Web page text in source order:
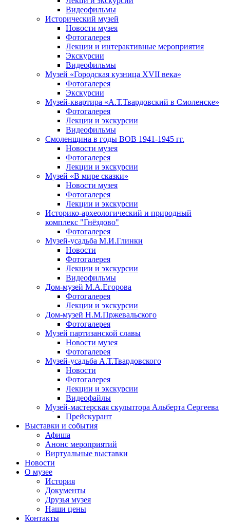
Видеофильмы
Исторический музей
Новости музея
Фотогалерея
Лекции и интерактивные мероприятия
Экскурсии
Видеофильмы
Музей «Городская кузница XVII века»
Фотогалерея
Экскурсии
Музей-квартира «А.Т.Твардовский в Смоленске»
Фотогалерея
Лекции и экскурсии
Видеофильмы
Смоленщина в годы ВОВ 1941-1945 гг.
Новости музея
Фотогалерея
Лекции и экскурсии
Музей «В мире сказки»
Новости музея
Фотогалерея
Лекции и экскурсии
Историко-археологический и природный
комплекс "Гнёздово"
Фотогалерея
Музей-усадьба М.И.Глинки
Новости
Фотогалерея
Лекции и экскурсии
Видеофильмы
Дом-музей М.А.Егорова
Фотогалерея
Лекции и экскурсии
Дом-музей Н.М.Пржевальского
Фотогалерея
Музей партизанской славы
Новости музея
Фотогалерея
Музей-усадьба А.Т.Твардовского
Новости
Фотогалерея
Лекции и экскурсии
Видеофайлы
Музей-мастерская скульптора Альберта Сергеева
Прейскурант
Выставки и события
Афиша
Анонс мероприятий
Виртуальные выставки
Новости
О музее
История
Документы
Друзья музея
Наши цены
Контакты